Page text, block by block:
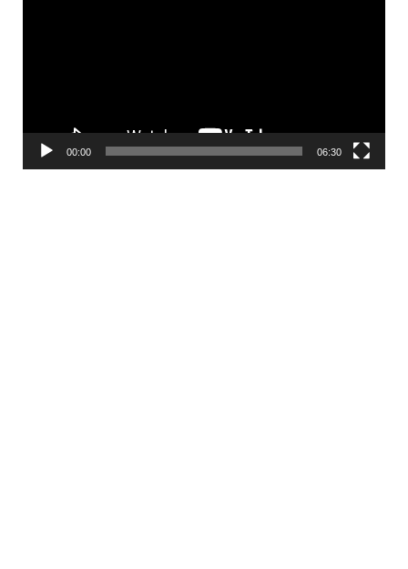
00:00 06:30